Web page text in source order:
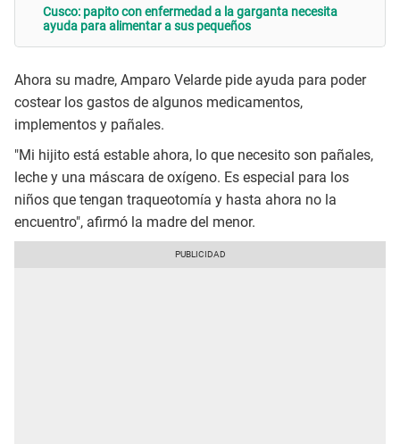
Cusco: papito con enfermedad a la garganta necesita
ayuda para alimentar a sus pequeños
Ahora su madre, Amparo Velarde pide ayuda para poder
costear los gastos de algunos medicamentos,
implementos y pañales.
"Mi hijito está estable ahora, lo que necesito son pañales,
leche y una máscara de oxígeno. Es especial para los
niños que tengan traqueotomía y hasta ahora no la
encuentro", afirmó la madre del menor.